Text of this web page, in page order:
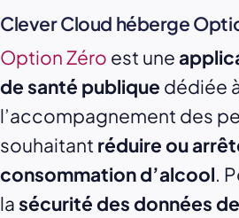
Clever Cloud héberge
Option Zéro est une
de santé publique dédiée
l’accompagnement des
souhaitant réduire ou
consommation d’alcool.
lasécurité des données